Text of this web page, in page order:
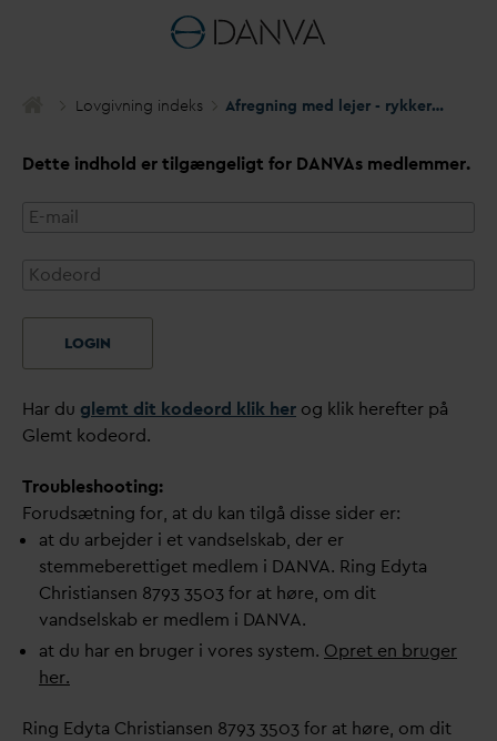
Lovgivning indeks Afregning med lejer - rykkerskrivelser til ejer
Dette indhold er tilgængeligt for DANVAs medlemmer.
LOGIN
Har du glemt dit kodeord klik her og klik herefter på
Glemt kodeord.
Troubleshooting:
Forudsætning for, at du kan tilgå disse sider er:
at du arbejder i et vandselskab, der er
stemmeberettiget medlem i DANVA. Ring Edyta
Christiansen 8793 3503 for at høre, om dit
vandselskab er medlem i DANVA.
at du har en bruger i vores system. Opret en bruger
her.
Ring Edyta Christiansen 8793 3503 for at høre, om dit